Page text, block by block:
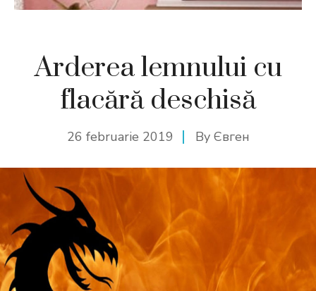
Arderea lemnului cu
flacără deschisă
26 februarie 2019 By Євген